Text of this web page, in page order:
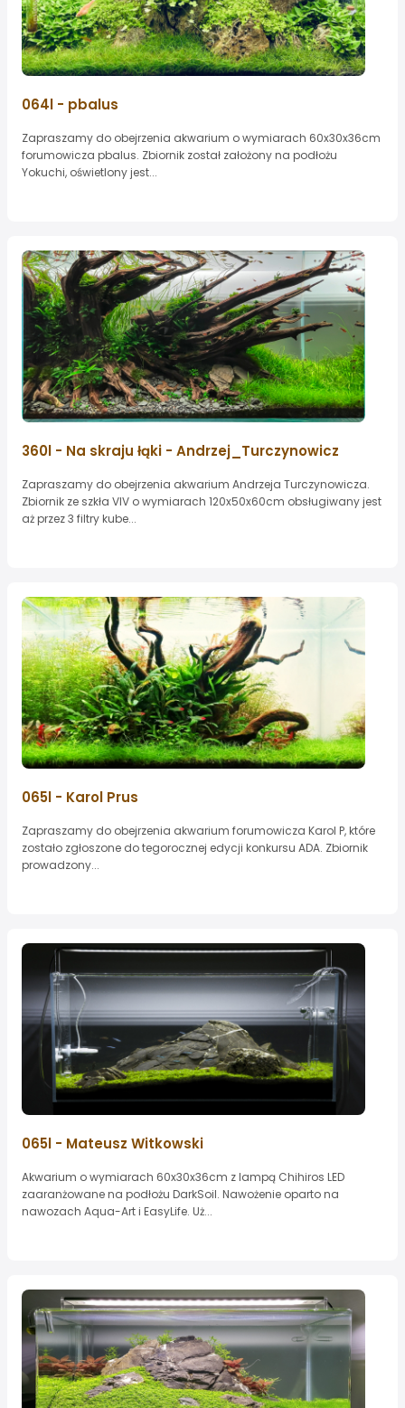
064l - pbalus
Zapraszamy do obejrzenia akwarium o wymiarach 60x30x36cm
forumowicza pbalus. Zbiornik został założony na podłożu
Yokuchi, oświetlony jest...
360l - Na skraju łąki - Andrzej_Turczynowicz
Zapraszamy do obejrzenia akwarium Andrzeja Turczynowicza.
Zbiornik ze szkła VIV o wymiarach 120x50x60cm obsługiwany jest
aż przez 3 filtry kube...
065l - Karol Prus
Zapraszamy do obejrzenia akwarium forumowicza Karol P, które
zostało zgłoszone do tegorocznej edycji konkursu ADA. Zbiornik
prowadzony...
065l - Mateusz Witkowski
Akwarium o wymiarach 60x30x36cm z lampą Chihiros LED
zaaranżowane na podłożu DarkSoil. Nawożenie oparto na
nawozach Aqua-Art i EasyLife. Uż...